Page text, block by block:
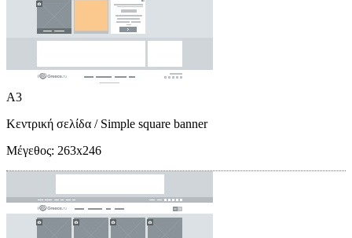
A3
Κεντρική σελίδα / Simple square banner
Μέγεθος: 263x246